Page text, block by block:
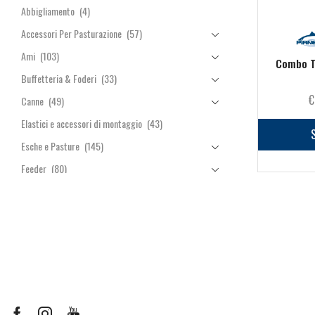
Combo
€
Abbigliamento (4)
Accessori Per Pasturazione (57)
Ami (103)
Buffetteria & Foderi (33)
Canne (49)
Elastici e accessori di montaggio (43)
Esche e Pasture (145)
Feeder (80)
Nasse e Portanasse